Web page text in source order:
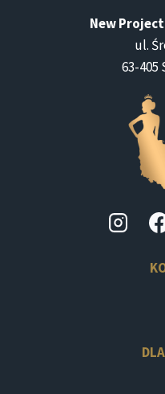
New
ul.
63-405